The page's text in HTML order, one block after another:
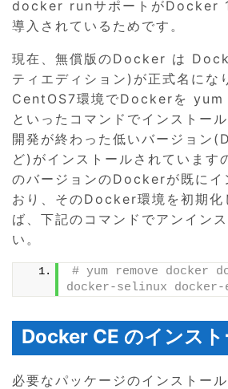
docker runサポートがDocker
導入されているためです。
現在、無償版のDocker は
ティエディション)が正式名にな
CentOS7環境でDockerを
といったコマンドでインストー
開発が終わった低いバージョン
ど)がインストールされています
のバージョンのDockerが既にイ
おり、そのDocker環境を初期化
ば、下記のコマンドでアンイン
い。
# yum remove docker
docker-selinux docker-
Docker CE のインス
必要なパッケージのインストール